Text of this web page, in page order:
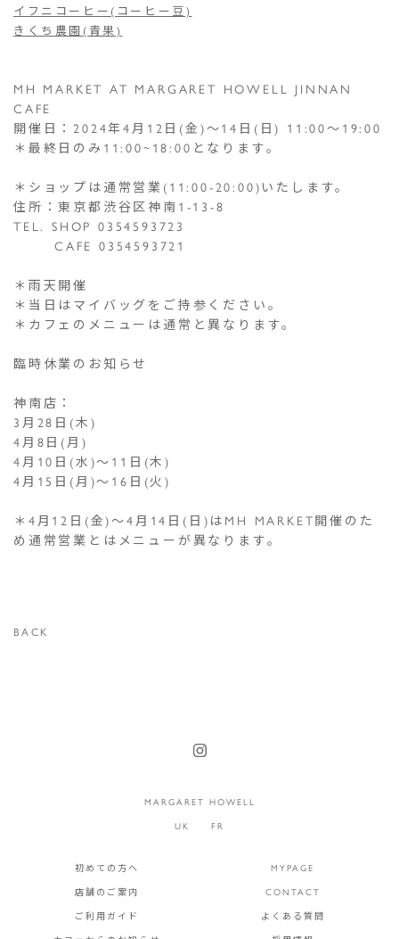
イフニコーヒー(コーヒー豆)
きくち農園(青果)
MH MARKET AT MARGARET HOWELL JINNAN
CAFE
開催日：2024年4月12日(金)〜14日(日) 11:00〜19:00
＊最終日のみ11:00~18:00となります。
＊ショップは通常営業(11:00-20:00)いたします。
住所：東京都渋谷区神南1-13-8
TEL. SHOP 0354593723
CAFE 0354593721
＊雨天開催
＊当日はマイバッグをご持参ください。
＊カフェのメニューは通常と異なります。
臨時休業のお知らせ
神南店：
3月28日(木)
4月8日(月)
4月10日(水)〜11日(木)
4月15日(月)〜16日(火)
＊4月12日(金)〜4月14日(日)はMH MARKET開催のた
め通常営業とはメニューが異なります。
BACK
MARGARET HOWELL
UK
FR
初めての方へ
店舗のご案内
ご利用ガイド
MYPAGE
CONTACT
よくある質問